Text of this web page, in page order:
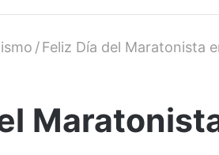
/Feliz Día del Maratonista